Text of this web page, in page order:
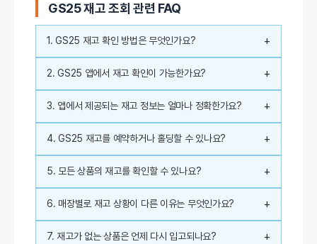
GS25 재고 조회 관련 FAQ
1. GS25 재고 확인 방법은 무엇인가요? +
2. GS25 앱에서 재고 확인이 가능한가요? +
3. 앱에서 제공되는 재고 정보는 얼마나 정확한가요? +
4. GS25 재고를 예약하거나 홀딩할 수 있나요? +
5. 모든 상품의 재고를 확인할 수 있나요? +
6. 매장별로 재고 상황이 다른 이유는 무엇인가요? +
7. 재고가 없는 상품은 언제 다시 입고되나요? +